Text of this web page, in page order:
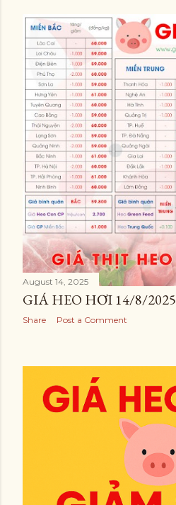
August 14, 2025
GIÁ HEO HƠI 14/8/2025
Share Post a Comment